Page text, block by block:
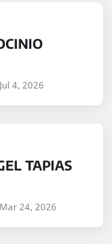
Jul 4, 2026
TAPIAS
Mar 24, 2026